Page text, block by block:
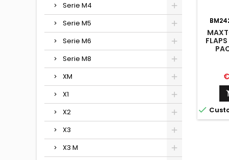
Serie M4
Serie M5
Serie M6
Serie M8
XM
X1
X2
X3
X3 M
